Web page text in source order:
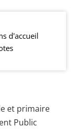
d'accueil
et primaire
Public